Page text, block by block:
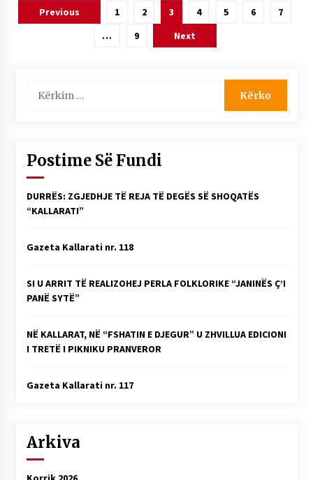
Lëvizje
Previous 1 2 3 4 5 6
7
…
9 Next
për:
Postime Së Fundi
DURRËS: ZGJEDHJE TË REJA TË DEGËS SË SHOQATËS
“KALLARATI”
Gazeta Kallarati nr. 118
SI U ARRIT TË REALIZOHEJ PERLA FOLKLORIKE “JANINËS Ç’I
PANË SYTË”
NË KALLARAT, NË “FSHATIN E DJEGUR” U ZHVILLUA EDICIONI
I TRETË I PIKNIKU PRANVEROR
Gazeta Kallarati nr. 117
Arkiva